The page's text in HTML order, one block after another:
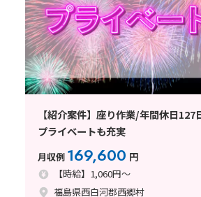
【紹介案件】座り作業/年間休日
プライベートも充実
月収例 169,600 円
【時給】1,060円～
福島県西白河郡西郷村